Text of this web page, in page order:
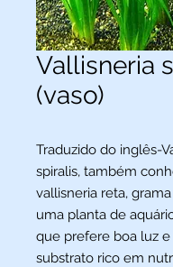
Vallisneria
(vaso)
Traduzido do inglês-
spiralis, também
vallisneria reta,
uma planta de
que prefere boa luz
substrato rico em